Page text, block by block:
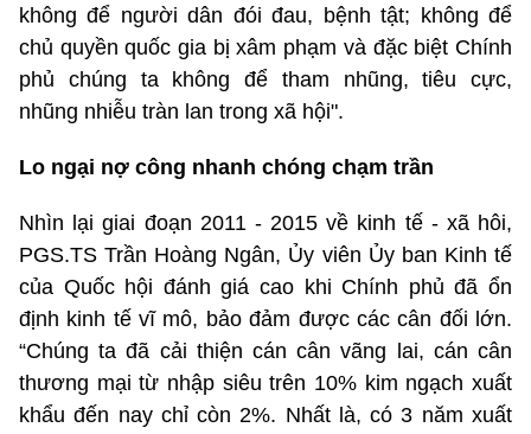
không để người dân đói đau, bệnh tật; không để
chủ quyền quốc gia bị xâm phạm và đặc biệt Chính
phủ chúng ta không để tham nhũng, tiêu cực,
nhũng nhiễu tràn lan trong xã hội".
Lo ngại nợ công nhanh chóng chạm trần
Nhìn lại giai đoạn 2011 - 2015 về kinh tế - xã hôi,
PGS.TS Trần Hoàng Ngân, Ủy viên Ủy ban Kinh tế
của Quốc hội đánh giá cao khi Chính phủ đã ổn
định kinh tế vĩ mô, bảo đảm được các cân đối lớn.
“Chúng ta đã cải thiện cán cân vãng lai, cán cân
thương mại từ nhập siêu trên 10% kim ngạch xuất
khẩu đến nay chỉ còn 2%. Nhất là, có 3 năm xuất